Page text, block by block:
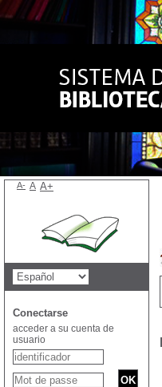
A- A A+
Conectarse
acceder a su cuenta de
usuario